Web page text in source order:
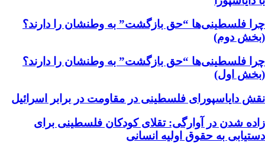
چرا فلسطینی‌ها “حق بازگشت” به وطنشان‌ را دارند؟
(بخش دوم)
چرا فلسطینی‌ها “حق بازگشت” به وطنشان‌ را دارند؟
(بخش اول)
نقش دایاسپورای فلسطینی در مقاومت در برابر اسرائیل
زاده شدن در آوارگی: تقلای کودکان فلسطینی برای
دستیابی به حقوق اولیه انسانی